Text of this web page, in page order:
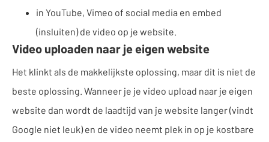
in YouTube, Vimeo of social media en embed
(insluiten) de video op je website.
Video uploaden naar je eigen website
Het klinkt als de makkelijkste oplossing, maar dit is niet de
beste oplossing. Wanneer je je video upload naar je eigen
website dan wordt de laadtijd van je website langer (vindt
Google niet leuk) en de video neemt plek in op je kostbare